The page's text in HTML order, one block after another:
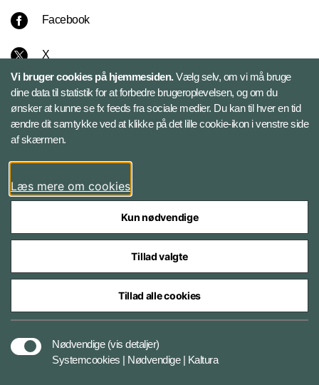
Facebook
X
Instagram
Bluesky
LinkedIn
Styrelser og myndigheder under Forsvarsministeriet
Vi bruger cookies på hjemmesiden.Vælg selv, om vi må bruge
dine data til statistik for at forbedre brugeroplevelsen, og om du
ønsker at kunne se fx feeds fra sociale medier. Du kan til hver en tid
ændre dit samtykke ved at klikke på det lille cookie-ikon i venstre side
af skærmen.
Læs mere om cookies
Kun nødvendige
Tillad valgte
Tillad alle cookies
Nødvendige (vis detaljer)
Systemcookies | Nødvendige | Kaltura